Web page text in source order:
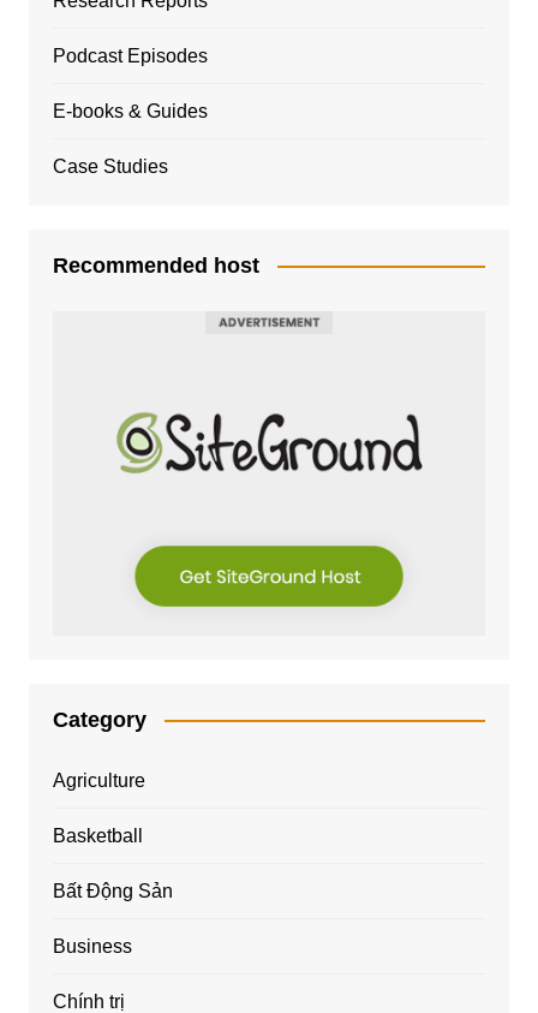
Podcast Episodes
E-books & Guides
Case Studies
Recommended host
Category
Agriculture
Basketball
Bất Động Sản
Business
Chính trị